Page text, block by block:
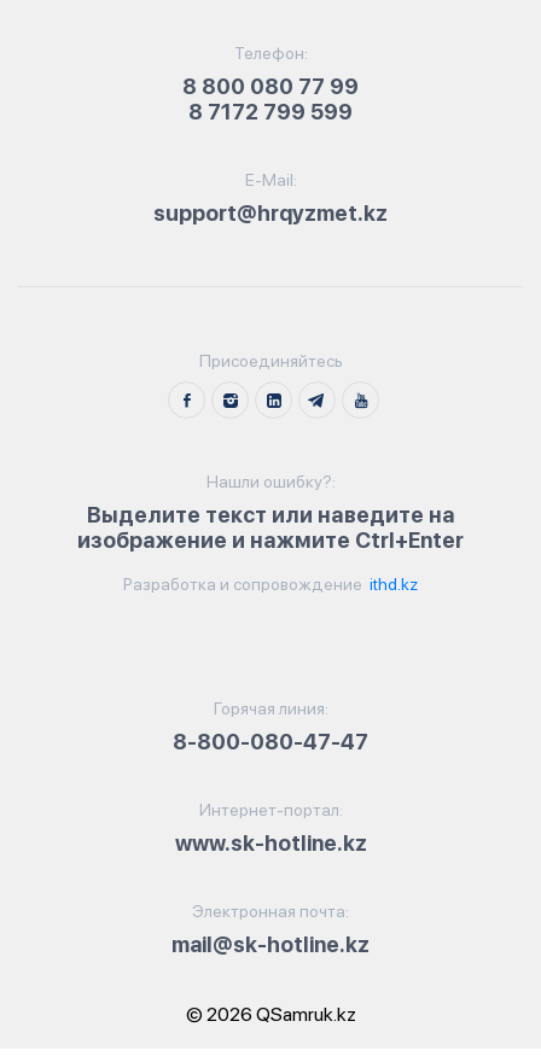
Телефон:
8 800 080 77 99
8 7172 799 599
E-Mail:
support@hrqyzmet.kz
Присоединяйтесь
Нашли ошибку?:
Выделите текст или наведите на
изображение и нажмите Ctrl+Enter
Разработка и сопровождение ithd.kz
Горячая линия:
8-800-080-47-47
Интернет-портал:
www.sk-hotline.kz
Электронная почта:
mail@sk-hotline.kz
© 2026 QSamruk.kz